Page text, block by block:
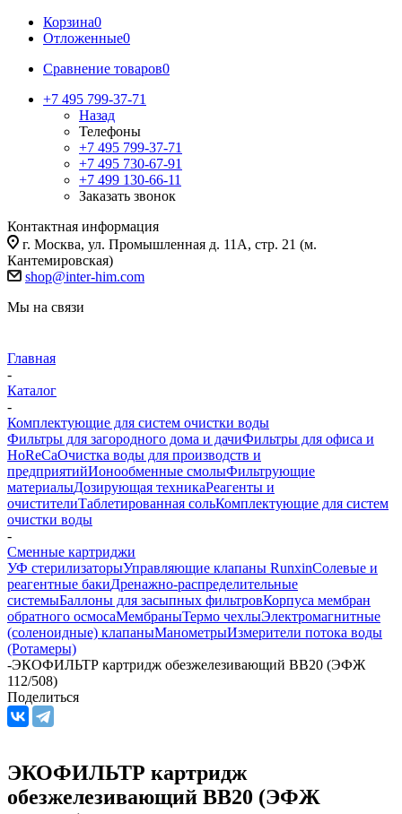
Корзина0
Отложенные0
Сравнение товаров0
+7 495 799-37-71
Назад
Телефоны
+7 495 799-37-71
+7 495 730-67-91
+7 499 130-66-11
Заказать звонок
Контактная информация
г. Москва, ул. Промышленная д. 11А, стр. 21 (м.
Кантемировская)
shop@inter-him.com
Мы на связи
Главная
-
Каталог
-
Комплектующие для систем очистки воды
Фильтры для загородного дома и дачиФильтры для офиса и
HoReCaОчистка воды для производств и
предприятийИонообменные смолыФильтрующие
материалыДозирующая техникаРеагенты и
очистителиТаблетированная сольКомплектующие для систем
очистки воды
-
Сменные картриджи
УФ стерилизаторыУправляющие клапаны RunxinСолевые и
реагентные бакиДренажно-распределительные
системыБаллоны для засыпных фильтровКорпуса мембран
обратного осмосаМембраныТермо чехлыЭлектромагнитные
(соленоидные) клапаныМанометрыИзмерители потока воды
(Ротамеры)
-ЭКОФИЛЬТР картридж обезжелезивающий BB20 (ЭФЖ
112/508)
Поделиться
ЭКОФИЛЬТР картридж
обезжелезивающий BB20 (ЭФЖ